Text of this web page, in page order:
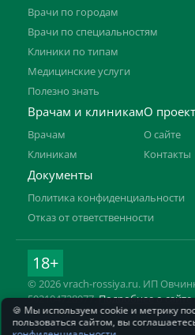
Врачи по городам
Врачи по специальностям
Клиники по типам
Медицинские услуги
Полезно знать
Врачам и клиникам
Врачам
Клиникам
О
О сайте
Контакты
Документы
Политика конфиденциальности
Отказ от ответственности
18+
© 2026 vrach-rossiya.ru. ИП
592104728977.Подробнее о сайте
Информация на сайте не
противопоказания, необходима
🍪 Мы используем cookie и метрику
пользоваться сайтом, вы